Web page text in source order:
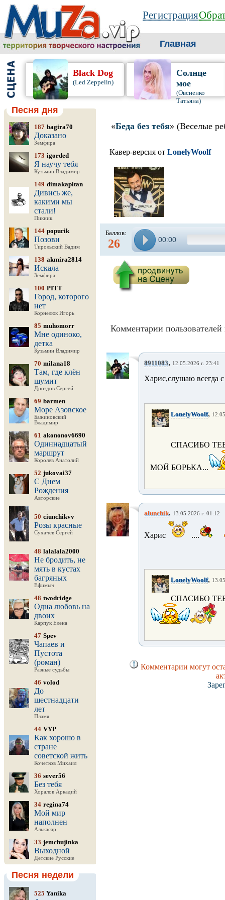
Регистрация
Главная
Black Dog
(Led Zeppelin)
Солнце
мое
(Овсиенко
Татьяна)
Песня дня
187 bagira70
Доказано
Земфира
173 igorded
Я научу тебя
Кузьмин Владимир
149 dimakapitan
Дивись же,
какими мы
стали!
Пикник
144 popurik
Позови
Тирольский Вадим
138 akmira2814
Искала
Земфира
100 PITT
Город, которого
нет
Корнелюк Игорь
85 muhomorr
Мне одиноко,
детка
Кузьмин Владимир
70 milana18
Там, где клён
шумит
Дроздов Сергей
69 barmen
Море Азовское
Бажиновский
Владимир
61 akononov6690
Одиннадцатый
маршрут
Королев Анатолий
52 jukovai37
С Днем
Рождения
Авторские
50 ciunchikvv
Розы красные
Сухачев Сергей
48 lalalala2000
Не бродить, не
мять в кустах
багряных
Ефимыч
48 twodridge
Одна любовь на
двоих
Карпук Елена
47 Spev
Чапаев и
Пустота
(роман)
Разные судьбы
46 volod
До
шестнадцати
лет
Пламя
44 VYP
Как хорошо в
стране
советской жить
Кочетков Михаил
36 sever56
Без тебя
Хоралов Аркадий
34 regina74
Мой мир
наполнен
Алькасар
33 jemchujinka
Выходной
Детские Русские
Песня недели
525 Yanika
«Беда без тебя» (Веселые
Кавер-версия от LonelyWoolf
Баллов:
26 00:00
Комментарии пользователей
8911083, 12.05.2026 г. 23:41
Харис,слушаю всегда
LonelyWoolf,
СПАСИБО
МОЙ БОРЬКА...
alunchik, 13.05.2026 г. 01:12
Харис ....
LonelyWoolf,
СПАСИБО
Комментарии могут